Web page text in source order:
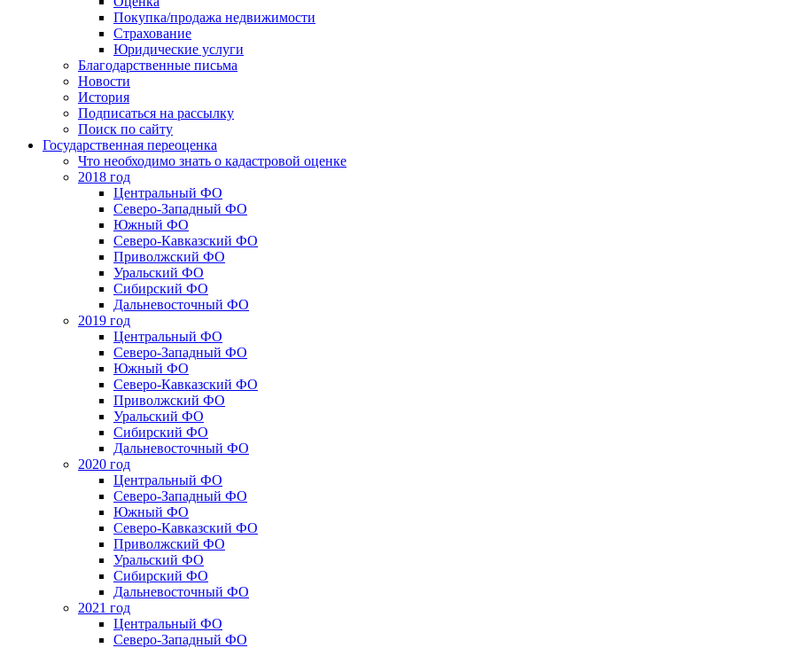
Покупка/продажа недвижимости
Страхование
Юридические услуги
Благодарственные письма
Новости
История
Подписаться на рассылку
Поиск по сайту
Государственная переоценка
Что необходимо знать о кадастровой оценке
2018 год
Центральный ФО
Северо-Западный ФО
Южный ФО
Северо-Кавказский ФО
Приволжский ФО
Уральский ФО
Сибирский ФО
Дальневосточный ФО
2019 год
Центральный ФО
Северо-Западный ФО
Южный ФО
Северо-Кавказский ФО
Приволжский ФО
Уральский ФО
Сибирский ФО
Дальневосточный ФО
2020 год
Центральный ФО
Северо-Западный ФО
Южный ФО
Северо-Кавказский ФО
Приволжский ФО
Уральский ФО
Сибирский ФО
Дальневосточный ФО
2021 год
Центральный ФО
Северо-Западный ФО